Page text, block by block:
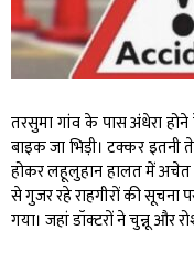
तरसुमा गांव के पास अंधेरा
बाइक जा भिड़ी। टक्कर इतनी
होकर लहूलुहान हालत में अचेत
से गुजर रहे राहगीरों की सूचना
गया। जहां डॉक्टरों ने चुन्नू और